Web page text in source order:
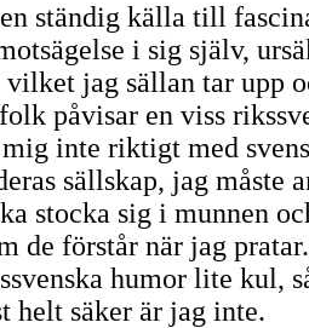
ständig källa till
i sig själv,
vilket jag sällan tar upp
påvisar en viss
inte riktigt med
sällskap, jag måste
stocka sig i munnen
de förstår när jag
humor lite kul,
helt säker är jag inte.